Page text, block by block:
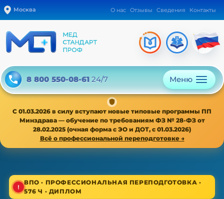
Москва О нас Отзывы Сведения Контакты
8 800 550-08-61 24/7 Меню
С 01.03.2026 в силу вступают новые типовые программы ПП
Минздрава — обучение по требованиям ФЗ № 28-ФЗ от
28.02.2025 (очная форма с ЭО и ДОТ, с 01.03.2026)
Всё о профессиональной переподготовке →
ВПО · ПРОФЕССИОНАЛЬНАЯ ПЕРЕПОДГОТОВКА ·
576 Ч · ДИПЛОМ